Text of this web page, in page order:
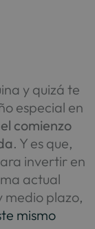
y quizá te
especial en
comienzo
. Y es que,
invertir en
actual
medio plazo,
mismo